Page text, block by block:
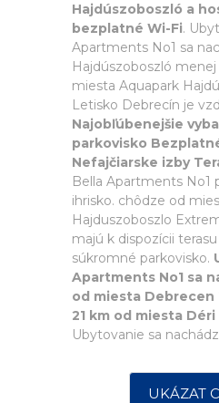
Hajdúszoboszló a
bezplatné Wi-Fi.
Apartments No1 sa
Hajdúszoboszló
miesta Aquapark
Letisko Debrecín je
Najobľúbenejšie
parkovisko
Nefajčiarske izby
Bella Apartments No1
ihrisko. chôdze od
Hajduszoboszlo
majú k dispozícii
súkromné parkovisko.
Apartments No1 sa
od miesta Debrecen
21 km od miesta
Ubytovanie sa
UKÁZAT